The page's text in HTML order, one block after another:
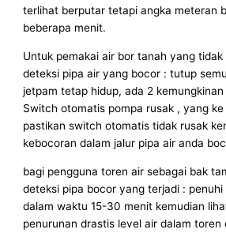
terlihat berputar tetapi angka meteran
beberapa menit.
Untuk pemakai air bor tanah yang
deteksi pipa air yang bocor : tutup
jetpam tetap hidup, ada 2 kemungkinan
Switch otomatis pompa rusak , yang
pastikan switch otomatis tidak rusak
kebocoran dalam jalur pipa air anda
bagi pengguna toren air sebagai bak
deteksi pipa bocor yang terjadi :
dalam waktu 15-30 menit kemudian
penurunan drastis level air dalam toren